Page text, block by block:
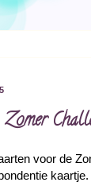
Zomer
voor de